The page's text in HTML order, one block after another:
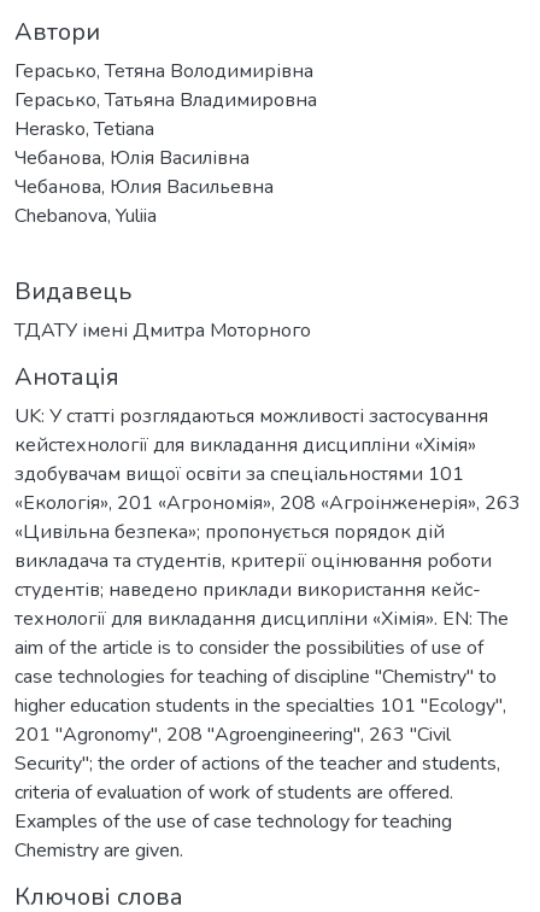
Автори
Герасько, Тетяна Володимирівна
Герасько, Татьяна Владимировна
Herasko, Tetiana
Чебанова, Юлія Василівна
Чебанова, Юлия Васильевна
Chebanova, Yuliia
Видавець
ТДАТУ імені Дмитра Моторного
Анотація
UK: У статті розглядаються можливості застосування
кейстехнології для викладання дисципліни «Хімія»
здобувачам вищої освіти за спеціальностями 101
«Екологія», 201 «Агрономія», 208 «Агроінженерія», 263
«Цивільна безпека»; пропонується порядок дій
викладача та студентів, критерії оцінювання роботи
студентів; наведено приклади використання кейс-
технології для викладання дисципліни «Хімія». EN: The
aim of the article is to consider the possibilities of use of
case technologies for teaching of discipline "Chemistry" to
higher education students in the specialties 101 "Ecology",
201 "Agronomy", 208 "Agroengineering", 263 "Civil
Security"; the order of actions of the teacher and students,
criteria of evaluation of work of students are offered.
Examples of the use of case technology for teaching
Chemistry are given.
Ключові слова